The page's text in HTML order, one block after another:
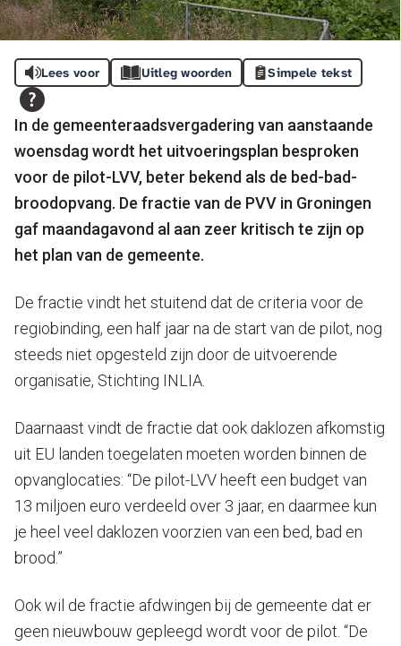
Lees voor Uitleg woorden Simpele tekst
In de gemeenteraadsvergadering van aanstaande
woensdag wordt het uitvoeringsplan besproken
voor de pilot-LVV, beter bekend als de bed-bad-
broodopvang. De fractie van de PVV in Groningen
gaf maandagavond al aan zeer kritisch te zijn op
het plan van de gemeente.
De fractie vindt het stuitend dat de criteria voor de
regiobinding, een half jaar na de start van de pilot, nog
steeds niet opgesteld zijn door de uitvoerende
organisatie, Stichting INLIA.
Daarnaast vindt de fractie dat ook daklozen afkomstig
uit EU landen toegelaten moeten worden binnen de
opvanglocaties: “De pilot-LVV heeft een budget van
13 miljoen euro verdeeld over 3 jaar, en daarmee kun
je heel veel daklozen voorzien van een bed, bad en
brood.”
Ook wil de fractie afdwingen bij de gemeente dat er
geen nieuwbouw gepleegd wordt voor de pilot. “De